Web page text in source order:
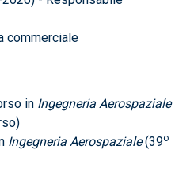
commerciale
in Ingegneria Aerospaziale
Ingegneria Aerospaziale(39o